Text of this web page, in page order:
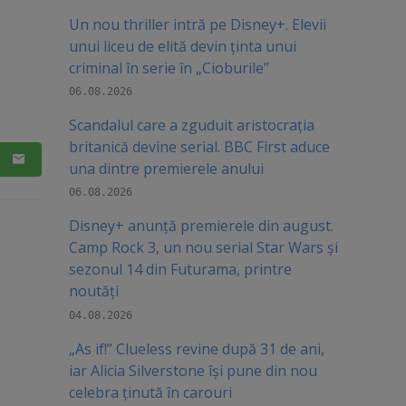
Un nou thriller intră pe Disney+. Elevii
unui liceu de elită devin ținta unui
criminal în serie în „Cioburile”
06.08.2026
Scandalul care a zguduit aristocrația
britanică devine serial. BBC First aduce
una dintre premierele anului
06.08.2026
Disney+ anunță premierele din august.
Camp Rock 3, un nou serial Star Wars și
sezonul 14 din Futurama, printre
noutăți
04.08.2026
„As if!” Clueless revine după 31 de ani,
iar Alicia Silverstone își pune din nou
celebra ținută în carouri